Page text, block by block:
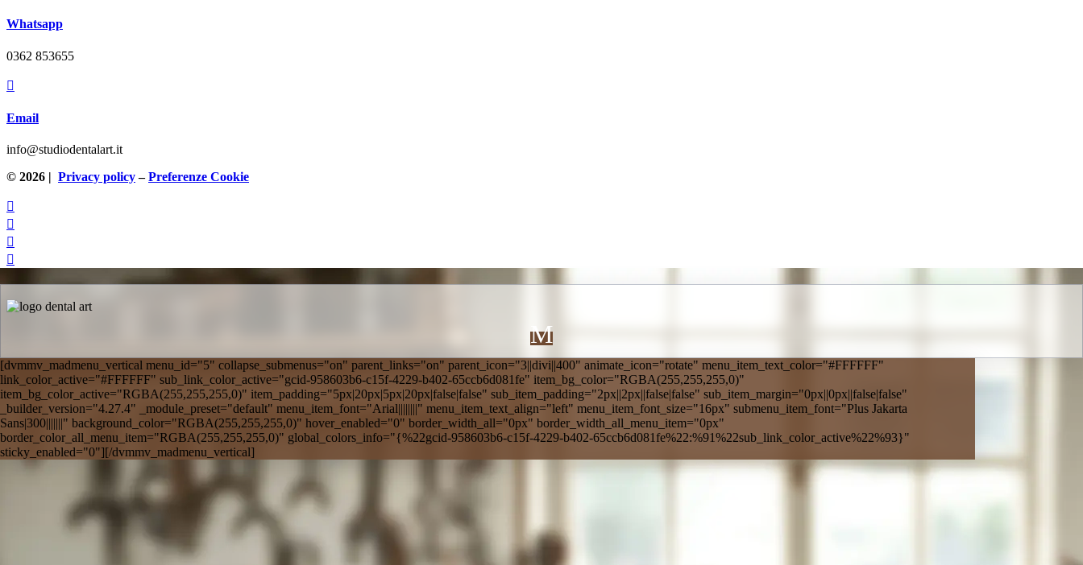
Whatsapp
0362 853655

Email
info@studiodentalart.it
© 2026 | Privacy policy–Preferenze Cookie




M
[dvmmv_madmenu_vertical menu_id="5" collapse_submenus="on" parent_links="on" parent_icon="3||divi||400" animate_icon="rotate" menu_item_text_color="#FFFFFF"
link_color_active="#FFFFFF" sub_link_color_active="gcid-958603b6-c15f-4229-b402-65ccb6d081fe" item_bg_color="RGBA(255,255,255,0)"
item_bg_color_active="RGBA(255,255,255,0)" item_padding="5px|20px|5px|20px|false|false" sub_item_padding="2px||2px||false|false" sub_item_margin="0px||0px||false|false"
_builder_version="4.27.4" _module_preset="default" menu_item_font="Arial||||||||" menu_item_text_align="left" menu_item_font_size="16px" submenu_item_font="Plus Jakarta
Sans|300|||||||" background_color="RGBA(255,255,255,0)" hover_enabled="0" border_width_all="0px" border_width_all_menu_item="0px"
border_color_all_menu_item="RGBA(255,255,255,0)" global_colors_info="{%22gcid-958603b6-c15f-4229-b402-65ccb6d081fe%22:%91%22sub_link_color_active%22%93}"
sticky_enabled="0"][/dvmmv_madmenu_vertical]